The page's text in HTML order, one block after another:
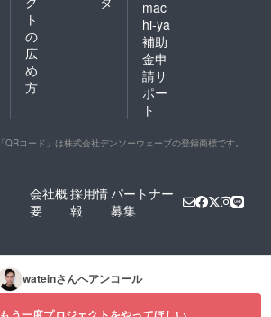
ト
の
広
め
方
mac
hi-ya
補助
金申
請サ
ポー
ト
「QRコード」は株式会社デンソーウェーブの登録商標です。
会社概
要
採用情
報
パートナー
募集
wateinさんへアンコール